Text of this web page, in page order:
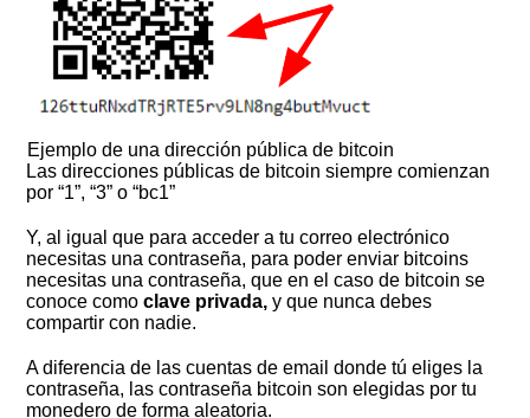
Ejemplo de una dirección pública de bitcoin
Las direcciones públicas de bitcoin siempre comienzan
por “1”, “3” o “bc1”
Y, al igual que para acceder a tu correo electrónico
necesitas una contraseña, para poder enviar bitcoins
necesitas una contraseña, que en el caso de bitcoin se
conoce comoclave privada,y que nunca debes
compartir con nadie.
A diferencia de las cuentas de email donde tú eliges la
contraseña, las contraseña bitcoin son elegidas por tu
monedero de forma aleatoria.